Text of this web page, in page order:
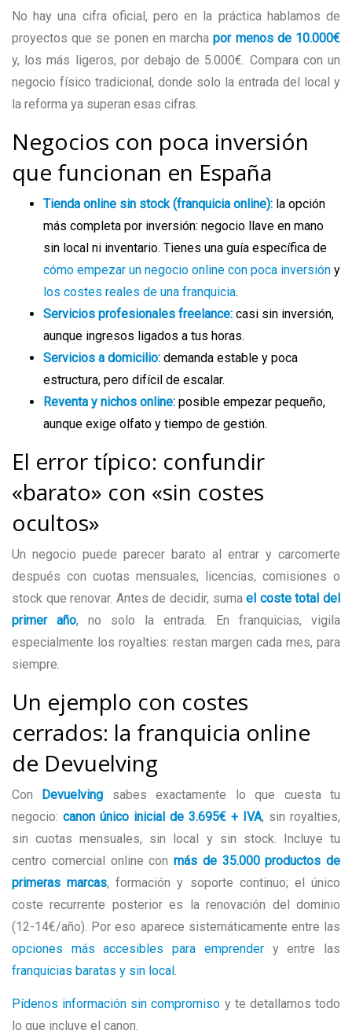
No hay una cifra oficial, pero en la práctica hablamos de
proyectos que se ponen en marchapor menos de 10.000€
y, los más ligeros, por debajo de 5.000€. Compara con un
negocio físico tradicional, donde solo la entrada del local y
la reforma ya superan esas cifras.
Negocios con poca inversión
que funcionan en España
Tienda online sin stock (franquicia online): la opción
más completa por inversión: negocio llave en mano
sin local ni inventario. Tienes una guía específica de
cómo empezar un negocio online con poca inversión y
los costes reales de una franquicia.
Servicios profesionales freelance: casi sin inversión,
aunque ingresos ligados a tus horas.
Servicios a domicilio: demanda estable y poca
estructura, pero difícil de escalar.
Reventa y nichos online: posible empezar pequeño,
aunque exige olfato y tiempo de gestión.
El error típico: confundir
«barato» con «sin costes
ocultos»
Un negocio puede parecer barato al entrar y carcomerte
después con cuotas mensuales, licencias, comisiones o
stock que renovar. Antes de decidir, sumael coste total del
primer año, no solo la entrada. En franquicias, vigila
especialmente los royalties: restan margen cada mes, para
siempre.
Un ejemplo con costes
cerrados: la franquicia online
de Devuelving
Con Devuelving sabes exactamente lo que cuesta tu
negocio: canon único inicial de 3.695€ + IVA, sin royalties,
sin cuotas mensuales, sin local y sin stock. Incluye tu
centro comercial online con más de 35.000 productos de
primeras marcas, formación y soporte continuo; el único
coste recurrente posterior es la renovación del dominio
(12-14€/año). Por eso aparece sistemáticamente entre las
opciones más accesibles para emprendery entre las
franquicias baratas y sin local.
Pídenos información sin compromiso y te detallamos todo
lo que incluye el canon.